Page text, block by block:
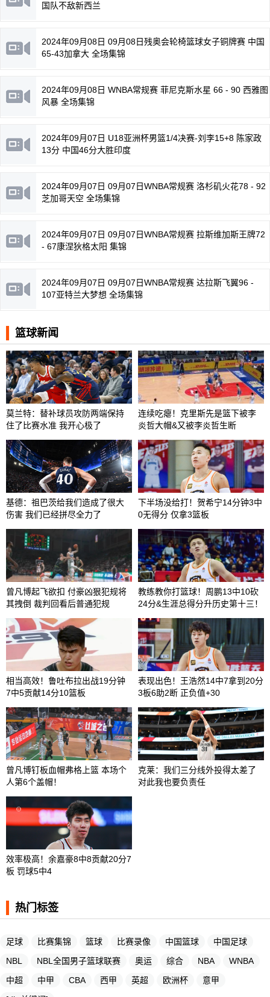
国队不敌新西兰
2024年09月08日 09月08日残奥会轮椅篮球女子铜牌赛 中国
65-43加拿大 全场集锦
2024年09月08日 WNBA常规赛 菲尼克斯水星 66 - 90 西雅图
风暴 全场集锦
2024年09月07日 U18亚洲杯男篮1/4决赛-刘李15+8 陈家政
13分 中国46分大胜印度
2024年09月07日 09月07日WNBA常规赛 洛杉矶火花78 - 92
芝加哥天空 全场集锦
2024年09月07日 09月07日WNBA常规赛 拉斯维加斯王牌72
- 67康涅狄格太阳 集锦
2024年09月07日 09月07日WNBA常规赛 达拉斯飞翼96 -
107亚特兰大梦想 全场集锦
篮球新闻
莫兰特：替补球员攻防两端保持
住了比赛水准 我开心极了
连续吃瘪！克里斯先是篮下被李
炎哲大帽&又被李炎哲生断
基德：祖巴茨给我们造成了很大
伤害 我们已经拼尽全力了
下半场没给打！贺希宁14分钟3中
0无得分 仅拿3篮板
曾凡博起飞欲扣 付豪凶狠犯规将
其拽倒 裁判回看后普通犯规
教练教你打篮球！周鹏13中10砍
24分&生涯总得分升历史第十三！
相当高效！鲁吐布拉出战19分钟
7中5贡献14分10篮板
表现出色！王浩然14中7拿到20分
3板6助2断 正负值+30
曾凡博钉板血帽弗格上篮 本场个
人第6个盖帽！
克莱：我们三分线外投得太差了
对此我也要负责任
效率极高！余嘉豪8中8贡献20分7
板 罚球5中4
热门标签
足球 比赛集锦 篮球 比赛录像 中国篮球
中国足球
NBL
NBL全国男子篮球联赛 奥运 综合 NBA
WNBA
中超
中甲 CBA 西甲 英超 欧洲杯
意甲